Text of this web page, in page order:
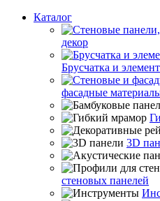
Каталог
декор
Брусчатка и
фасадные
3D
стеновых панелей